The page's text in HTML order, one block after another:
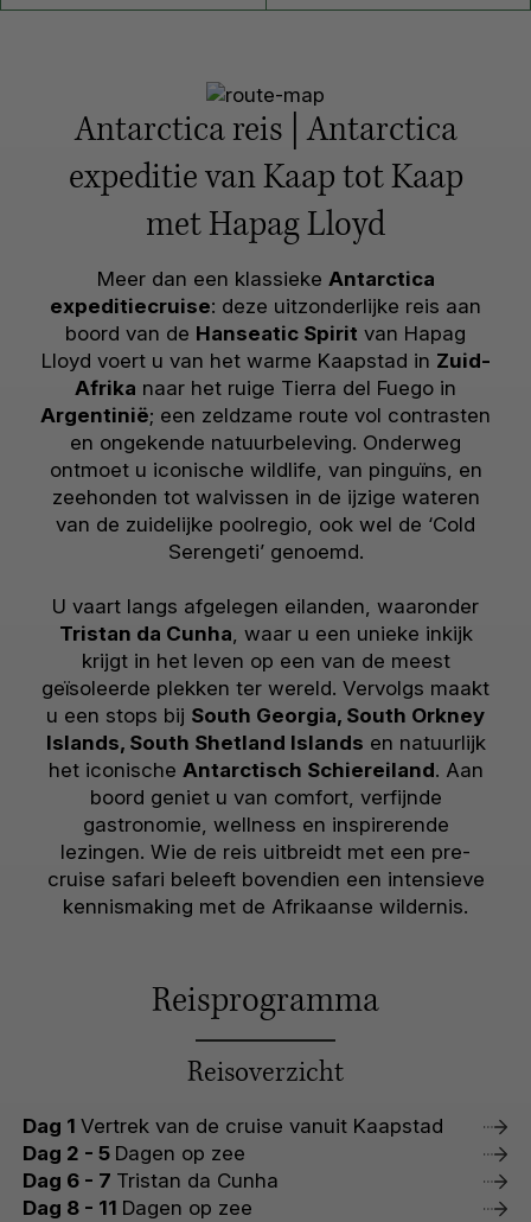
Antarctica reis | Antarctica
expeditie van Kaap tot Kaap
met Hapag Lloyd
Meer dan een klassieke Antarctica
expeditiecruise: deze uitzonderlijke reis aan
boord van de Hanseatic Spirit van Hapag
Lloyd voert u van het warme Kaapstad in Zuid-
Afrika naar het ruige Tierra del Fuego in
Argentinië; een zeldzame route vol contrasten
en ongekende natuurbeleving. Onderweg
ontmoet u iconische wildlife, van pinguïns, en
zeehonden tot walvissen in de ijzige wateren
van de zuidelijke poolregio, ook wel de ‘Cold
Serengeti’ genoemd.
U vaart langs afgelegen eilanden, waaronder
Tristan da Cunha, waar u een unieke inkijk
krijgt in het leven op een van de meest
geïsoleerde plekken ter wereld. Vervolgs maakt
u een stops bij South Georgia, South Orkney
Islands, South Shetland Islands en natuurlijk
het iconische Antarctisch Schiereiland. Aan
boord geniet u van comfort, verfijnde
gastronomie, wellness en inspirerende
lezingen. Wie de reis uitbreidt met een pre-
cruise safari beleeft bovendien een intensieve
kennismaking met de Afrikaanse wildernis.
Reisprogramma
Reisoverzicht
Dag 1 Vertrek van de cruise vanuit Kaapstad
Dag 2 - 5 Dagen op zee
Dag 6 - 7 Tristan da Cunha
Dag 8 - 11 Dagen op zee